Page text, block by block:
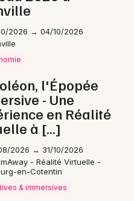
2026 → 04/10/2026
l'Épopée
- Une
en Réalité
à […]
2026 → 31/10/2026
- Réalité Virtuelle -
en-Cotentin
& immersives